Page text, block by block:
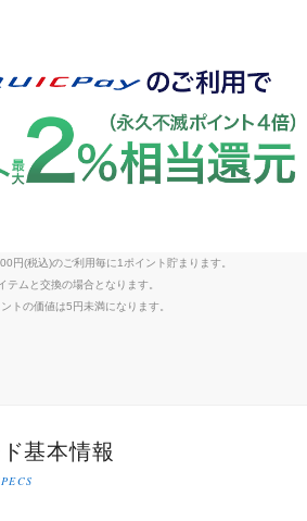
円(税込)のご利用毎に1ポイント貯まります。
ムと交換の場合となります。
トの価値は5円未満になります。
基本情報